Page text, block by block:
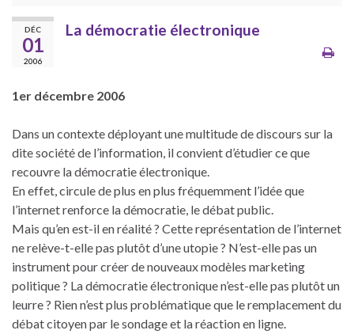
DÉC
01
2006
La démocratie électronique
1er décembre 2006
Dans un contexte déployant une multitude de discours sur la
dite société de l’information, il convient d’étudier ce que
recouvre la démocratie électronique.
En effet, circule de plus en plus fréquemment l’idée que
l’internet renforce la démocratie, le débat public.
Mais qu’en est-il en réalité ? Cette représentation de l’internet
ne relève-t-elle pas plutôt d’une utopie ? N’est-elle pas un
instrument pour créer de nouveaux modèles marketing
politique ? La démocratie électronique n’est-elle pas plutôt un
leurre ? Rien n’est plus problématique que le remplacement du
débat citoyen par le sondage et la réaction en ligne.